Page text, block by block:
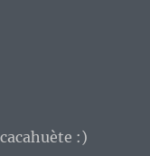
:)